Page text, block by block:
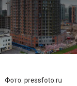
Фото: pressfoto.ru